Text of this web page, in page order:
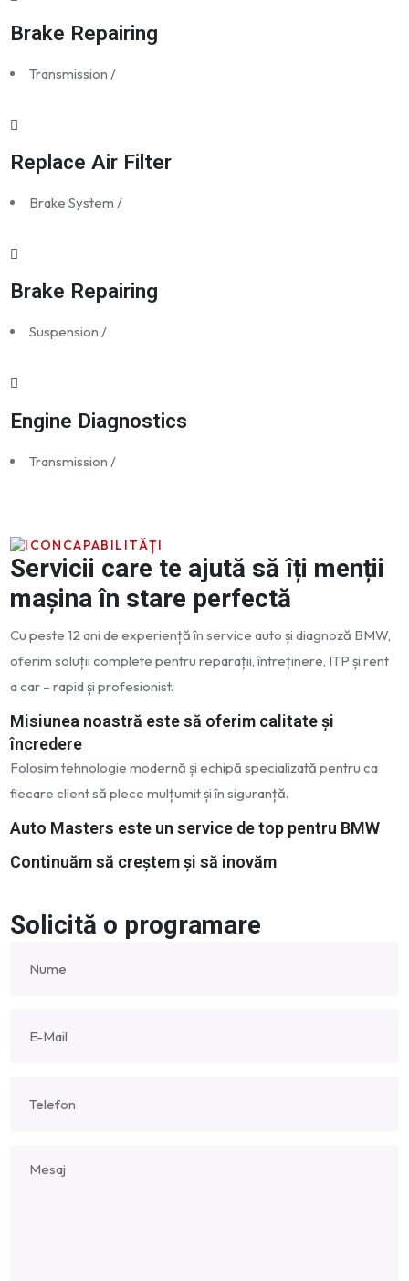
Brake Repairing
Transmission /
Replace Air Filter
Brake System /
Brake Repairing
Suspension /
Engine Diagnostics
Transmission /
CAPABILITĂȚI
Servicii care te ajută să îți menții
mașina în stare perfectă
Cu peste 12 ani de experiență în service auto și diagnoză BMW,
oferim soluții complete pentru reparații, întreținere, ITP și rent
a car – rapid și profesionist.
Misiunea noastră este să oferim calitate și
încredere
Folosim tehnologie modernă și echipă specializată pentru ca
fiecare client să plece mulțumit și în siguranță.
Auto Masters este un service de top pentru BMW
Continuăm să creștem și să inovăm
Solicită o programare